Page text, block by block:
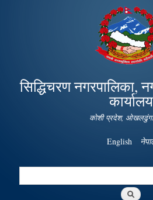
Skip to
main
content
सिद्धिचरण नगरपालिका,
कार्यालय
कोशी प्रदेश,
English
Search